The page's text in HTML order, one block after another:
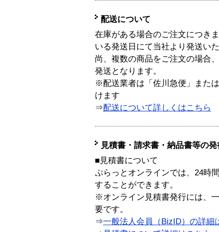
配送について
在庫がある場合のご注文につき
いる発送日にて当社より発送い
尚、複数の商品をご注文の場合
発送となります。
※配送業者は「佐川急便」また
けます
⇒配送について詳しくはこちら
見積書・請求書・納品書等の
■見積書について
ぷらっとオンラインでは、24時
することができます。
※オンライン見積書発行には、
要です。
⇒一般法人会員（BizID）の詳細